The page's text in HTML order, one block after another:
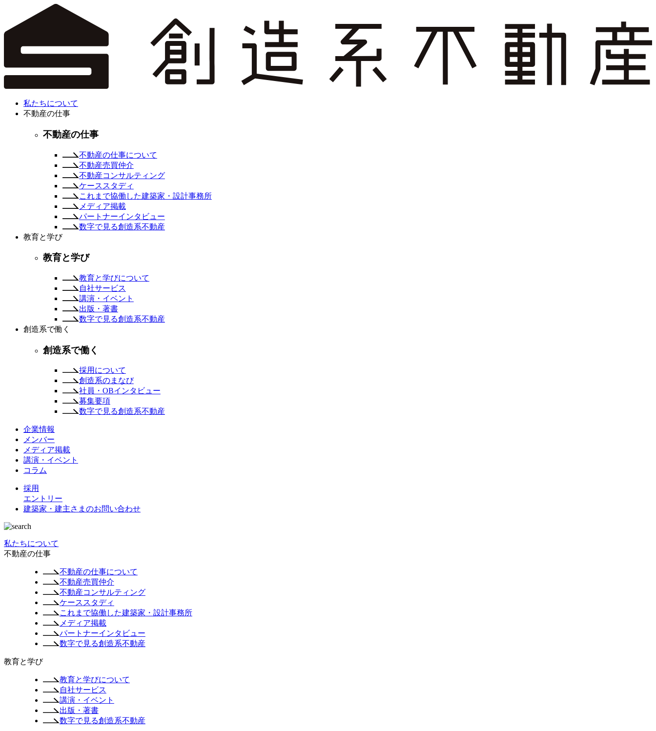
私たちについて
不動産の仕事
不動産の仕事
不動産の仕事について
不動産売買仲介
不動産コンサルティング
ケーススタディ
これまで協働した建築家・設計事務所
メディア掲載
パートナーインタビュー
数字で見る創造系不動産
教育と学び
教育と学び
教育と学びについて
自社サービス
講演・イベント
出版・著書
数字で見る創造系不動産
創造系で働く
創造系で働く
採用について
創造系のまなび
社員・OBインタビュー
募集要項
数字で見る創造系不動産
企業情報
メンバー
メディア掲載
講演・イベント
コラム
採用
エントリー
建築家・建主さまのお問い合わせ
私たちについて
不動産の仕事
不動産の仕事について
不動産売買仲介
不動産コンサルティング
ケーススタディ
これまで協働した建築家・設計事務所
メディア掲載
パートナーインタビュー
数字で見る創造系不動産
教育と学び
教育と学びについて
自社サービス
講演・イベント
出版・著書
数字で見る創造系不動産